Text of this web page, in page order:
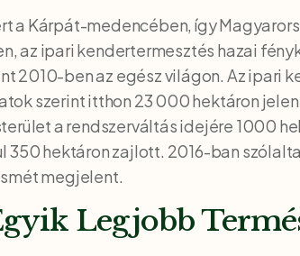
a Kárpát-medencében, így
az ipari kendertermesztés hazai
2010-ben az egész világon. Az ipari
szerint itthon 23 000 hektáron
a rendszerváltás idejére 1000
hektáron zajlott. 2016-ban
megjelent.
Legjobb